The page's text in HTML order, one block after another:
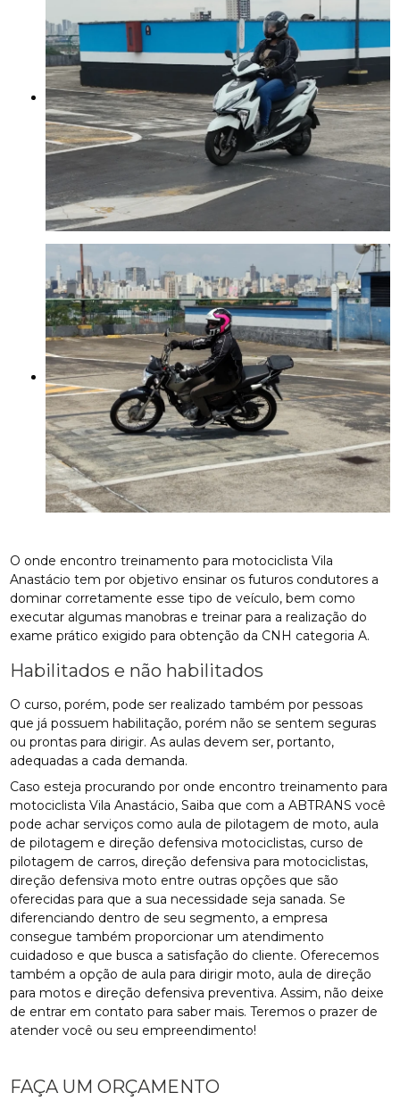
O onde encontro treinamento para motociclista Vila
Anastácio tem por objetivo ensinar os futuros condutores a
dominar corretamente esse tipo de veículo, bem como
executar algumas manobras e treinar para a realização do
exame prático exigido para obtenção da CNH categoria A.
Habilitados e não habilitados
O curso, porém, pode ser realizado também por pessoas
que já possuem habilitação, porém não se sentem seguras
ou prontas para dirigir. As aulas devem ser, portanto,
adequadas a cada demanda.
Caso esteja procurando por onde encontro treinamento para
motociclista Vila Anastácio, Saiba que com a ABTRANS você
pode achar serviços como aula de pilotagem de moto, aula
de pilotagem e direção defensiva motociclistas, curso de
pilotagem de carros, direção defensiva para motociclistas,
direção defensiva moto entre outras opções que são
oferecidas para que a sua necessidade seja sanada. Se
diferenciando dentro de seu segmento, a empresa
consegue também proporcionar um atendimento
cuidadoso e que busca a satisfação do cliente. Oferecemos
também a opção de aula para dirigir moto, aula de direção
para motos e direção defensiva preventiva. Assim, não deixe
de entrar em contato para saber mais. Teremos o prazer de
atender você ou seu empreendimento!
FAÇA UM ORÇAMENTO